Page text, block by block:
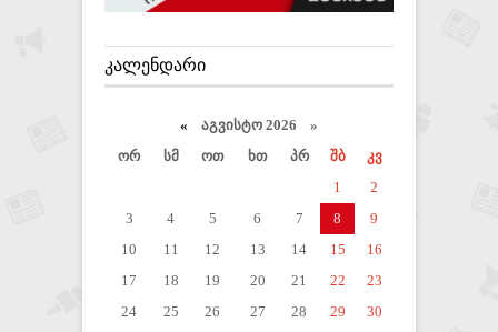
ᲙᲐᲚᲔᲜᲓᲐᲠᲘ
« აგვისტო 2026 »
ორ
სმ ოთ ხთ პრ შბ
კვ
1
2
3
4 5 6 7 8
9
10
11 12 13 14 15
16
17
18 19 20 21 22
23
24
25 26 27 28 29
30